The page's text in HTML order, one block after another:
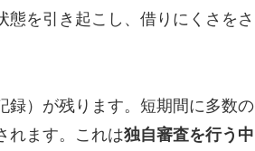
を引き起こし、借りにくさをさ
録）が残ります。短期間に多数の
れます。これは独自審査を行う中